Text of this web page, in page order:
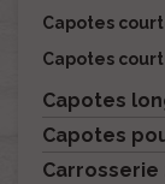
Capotes
Capotes
Capotes
Capotes
Carrosserie